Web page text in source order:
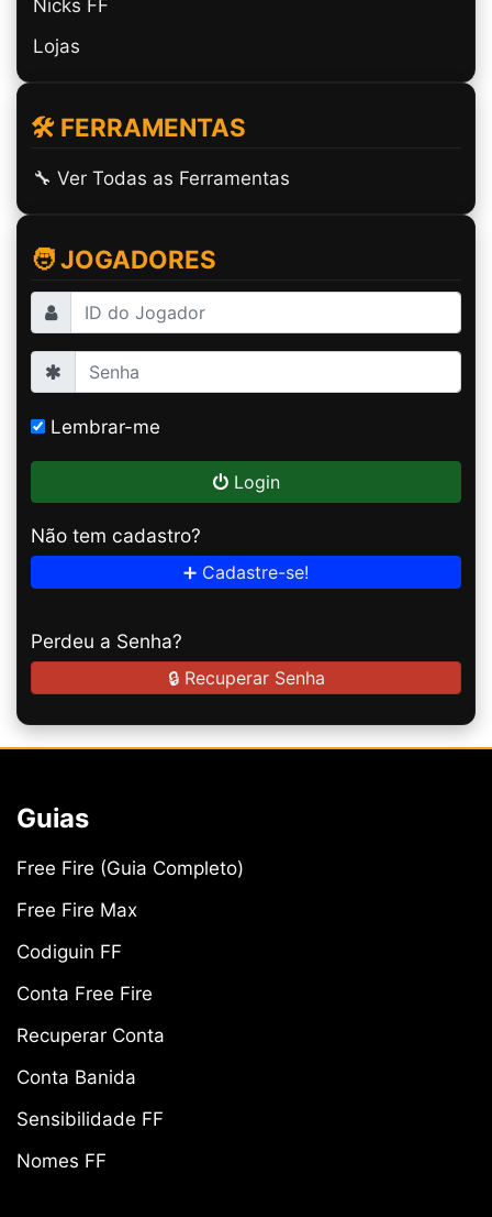
Nicks FF
Lojas
🛠️ FERRAMENTAS
🔧 Ver Todas as Ferramentas
🧑 JOGADORES
Lembrar-me
Login
Não tem cadastro?
➕ Cadastre-se!
Perdeu a Senha?
🔒 Recuperar Senha
Guias
Free Fire (Guia Completo)
Free Fire Max
Codiguin FF
Conta Free Fire
Recuperar Conta
Conta Banida
Sensibilidade FF
Nomes FF